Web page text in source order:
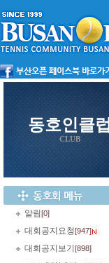
동호인클럽
CLUB
알림[0]
대회공지요청[947]
대회공지보기 [898]